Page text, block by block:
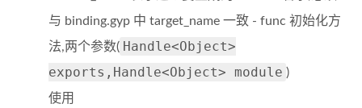
与 binding.gyp 中 target_name 一致 - func 初始化方
法,两个参数( Handle<Object>
exports,Handle<Object> module )
使用